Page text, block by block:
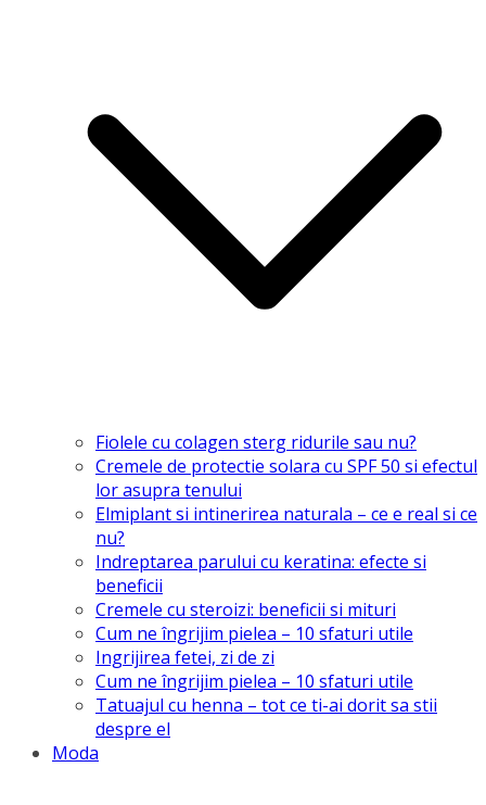
Fiolele cu colagen sterg ridurile sau nu?
Cremele de protectie solara cu SPF 50 si efectul
lor asupra tenului
Elmiplant si intinerirea naturala – ce e real si ce
nu?
Indreptarea parului cu keratina: efecte si
beneficii
Cremele cu steroizi: beneficii si mituri
Cum ne îngrijim pielea – 10 sfaturi utile
Ingrijirea fetei, zi de zi
Cum ne îngrijim pielea – 10 sfaturi utile
Tatuajul cu henna – tot ce ti-ai dorit sa stii
despre el
Moda